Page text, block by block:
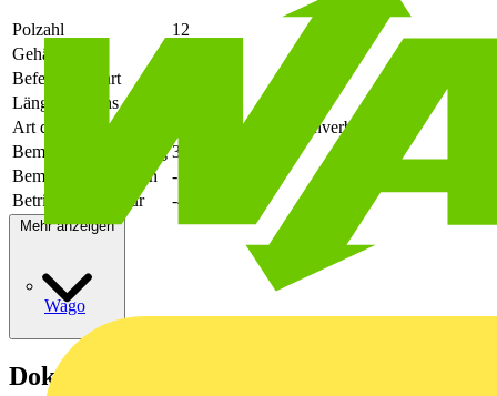
Wago
Polzahl
12
Gehäusefarbe
Befestigungsart
Länge des Pins
Art der Verbindung
flexibler Leiterplattenverbinder
Bemessungsspannung 320
Bemessungsstrom In
-
Betriebstemperatur
-40 - 105
Mehr anzeigen
Dokumente